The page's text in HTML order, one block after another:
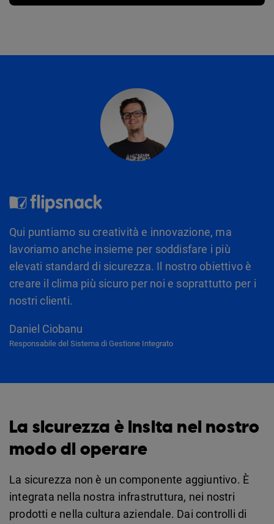
Qui puntiamo su creatività e innovazione, ma
lavoriamo anche insieme per soddisfare i più
elevati standard di sicurezza. Il nostro obiettivo è
creare il clima più sicuro per noi e soprattutto per i
nostri clienti.
Daniel Ciobanu
Responsabile del Sistema di Gestione Integrato
La sicurezza è insita nel nostro
modo di operare
La sicurezza non è un componente aggiuntivo. È
integrata nella nostra infrastruttura, nei nostri
prodotti e nella cultura aziendale. Dai controlli di